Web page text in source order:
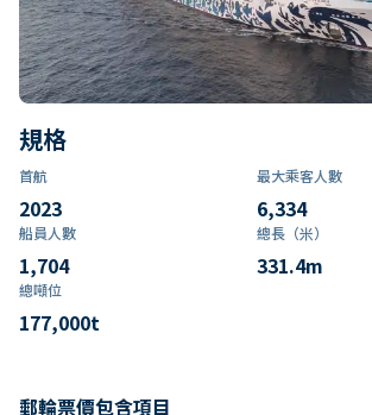
規格
首航
2023
最大乘客人數
6,334
船員人數
1,704
總長（米）
331.4m
總噸位
177,000t
郵輪票價包含項目